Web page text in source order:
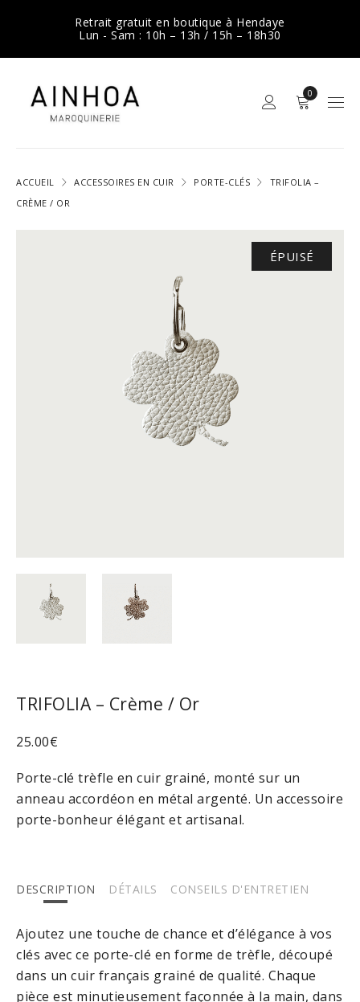
Retrait gratuit en boutique à Hendaye
Lun - Sam : 10h – 13h / 15h – 18h30
0
ACCUEIL ACCESSOIRES EN CUIR PORTE-CLÉS
TRIFOLIA –
CRÈME / OR
ÉPUISÉ
TRIFOLIA – Crème / Or
25.00€
Porte-clé trèfle en cuir grainé, monté sur un
anneau accordéon en métal argenté. Un accessoire
porte-bonheur élégant et artisanal.
DESCRIPTION DÉTAILS CONSEILS D'ENTRETIEN
Ajoutez une touche de chance et d’élégance à vos
clés avec ce porte-clé en forme de trèfle, découpé
dans un cuir français grainé de qualité. Chaque
pièce est minutieusement façonnée à la main, dans